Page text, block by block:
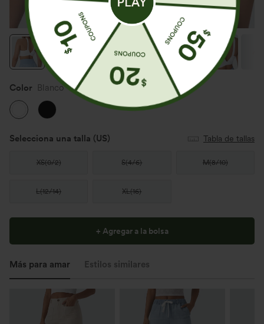
Color Blanco
Selecciona una talla (US) Tabla de tallas
XS(0/2) S(4/6) M(8/10)
L(12/14) XL(16)
+ Agregar a la bolsa
Más para amar Estilos similares